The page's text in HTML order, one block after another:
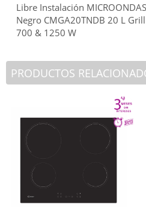
Libre Instalación
Negro CMGA20TNDB 20 L
700 & 1250 W
PRODUCTOS